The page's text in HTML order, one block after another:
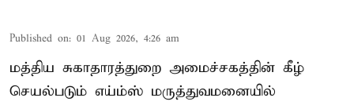
Published on: 01 Aug 2026, 4:26 am
மத்திய சுகாதாரத்துறை அமைச்சகத்தின் கீழ்
செயல்படும் எய்ம்ஸ் மருத்துவமனையில்